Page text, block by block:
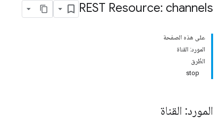
REST Resource: channels
على هذه الصفحة
المورد: القناة
الطُرق
stop
المورد: القناة